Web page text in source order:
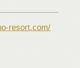
resort.com/